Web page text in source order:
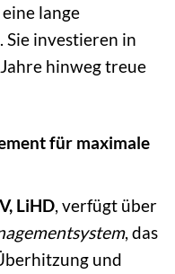
lange
Sie investieren in
hinweg treue
für maximale
LiHD , verfügt über
, das
und